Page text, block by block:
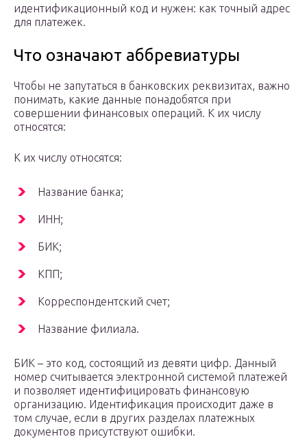
идентификационный код и нужен: как точный адрес
для платежек.
Что означают аббревиатуры
Чтобы не запутаться в банковских реквизитах, важно
понимать, какие данные понадобятся при
совершении финансовых операций. К их числу
относятся:
К их числу относятся:
Название банка;
ИНН;
БИК;
КПП;
Корреспондентский счет;
Название филиала.
БИК – это код, состоящий из девяти цифр. Данный
номер считывается электронной системой платежей
и позволяет идентифицировать финансовую
организацию. Идентификация происходит даже в
том случае, если в других разделах платежных
документов присутствуют ошибки.